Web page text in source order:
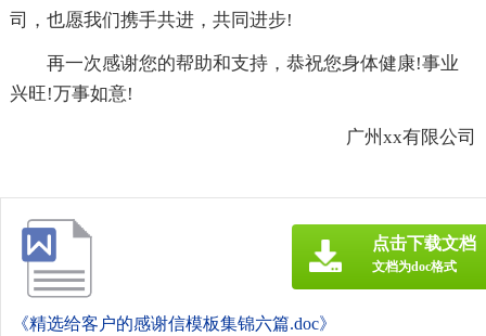
司，也愿我们携手共进，共同进步!
再一次感谢您的帮助和支持，恭祝您身体健康!事业
兴旺!万事如意!
广州xx有限公司
《精选给客户的感谢信模板集锦六篇.doc》
点击下载文档
文档为doc格式